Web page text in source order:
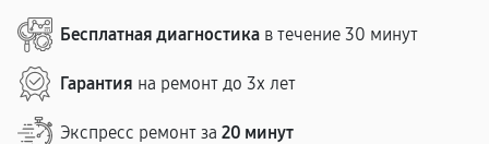
Бесплатная диагностика в течение 30 минут
Гарантия на ремонт до 3х лет
Экспресс ремонт за 20 минут